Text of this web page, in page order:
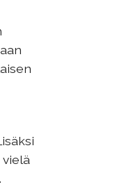
vielä